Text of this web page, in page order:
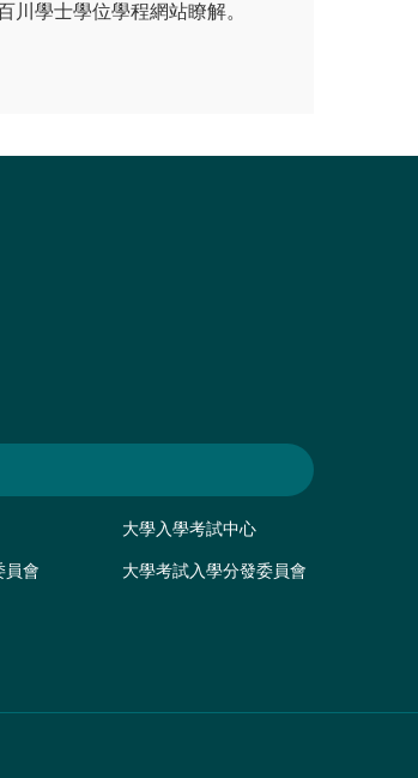
川學士學位學程網站瞭解。
大學入學考試中心
員會 大學考試入學分發委員會